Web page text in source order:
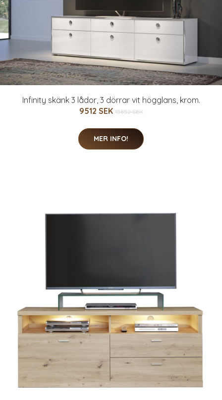
Infinity skänk 3 lådor, 3 dörrar vit högglans, krom.
9512 SEK 15852 SEK
MER INFO!